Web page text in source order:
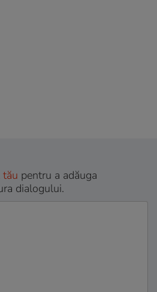
pentru a adăuga
dialogului.